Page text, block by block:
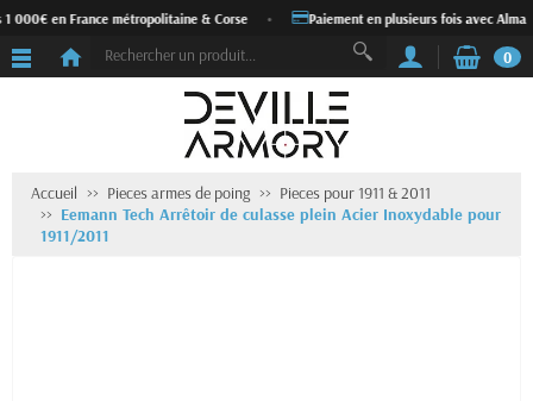
000€ en France métropolitaine & Corse Paiement en plusieurs fois avec Alma
0
Accueil Pieces armes de poing
Pieces pour 1911 & 2011
Eemann Tech Arrêtoir de culasse plein Acier Inoxydable pour
1911/2011